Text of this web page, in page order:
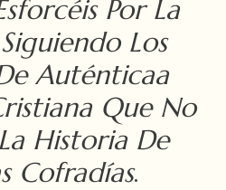
Por La
Los
Auténticaa
Que No
Historia De
Cofradías.